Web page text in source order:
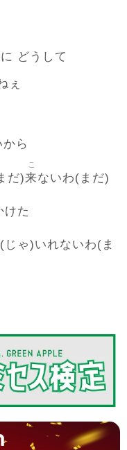
どうして
ぇ
から
だ)来
こ
ないわ(まだ)
けた
(じゃ)いれないわ(ま